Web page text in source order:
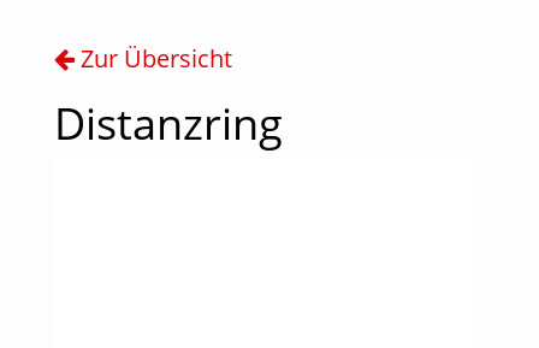
Zur Übersicht
Distanzring